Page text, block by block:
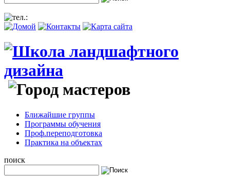
Ближайшие группы
Программы обучения
Проф.переподготовка
Практика на объектах
поиск